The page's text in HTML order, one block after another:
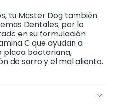
tu Master Dog también
Dentales, por lo
en su formulación
C que ayudan a
placa bacteriana,
de sarro y el mal aliento.